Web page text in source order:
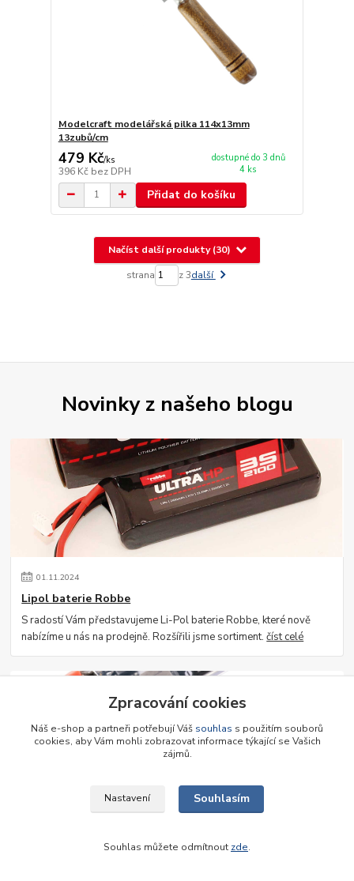
Modelcraft modelářská pilka 114x13mm
13zubů/cm
479 Kč/ks
396 Kč bez DPH
dostupné do 3 dnů
4 ks
Přidat do košíku
Načíst další produkty (30)
strana z 3další
Novinky z našeho blogu
01.11.2024
Lipol baterie Robbe
S radostí Vám představujeme Li-Pol baterie Robbe, které nově
nabízíme u nás na prodejně. Rozšířili jsme sortiment.číst celé
Výprodej střídavých pohonů Graupner!číst celé
Zpracování cookies
Náš e-shop a partneři potřebují Váš souhlas s použitím souborů
cookies, aby Vám mohli zobrazovat informace týkající se Vašich
zájmů.
Nastavení Souhlasím
Souhlas můžete odmítnout zde.